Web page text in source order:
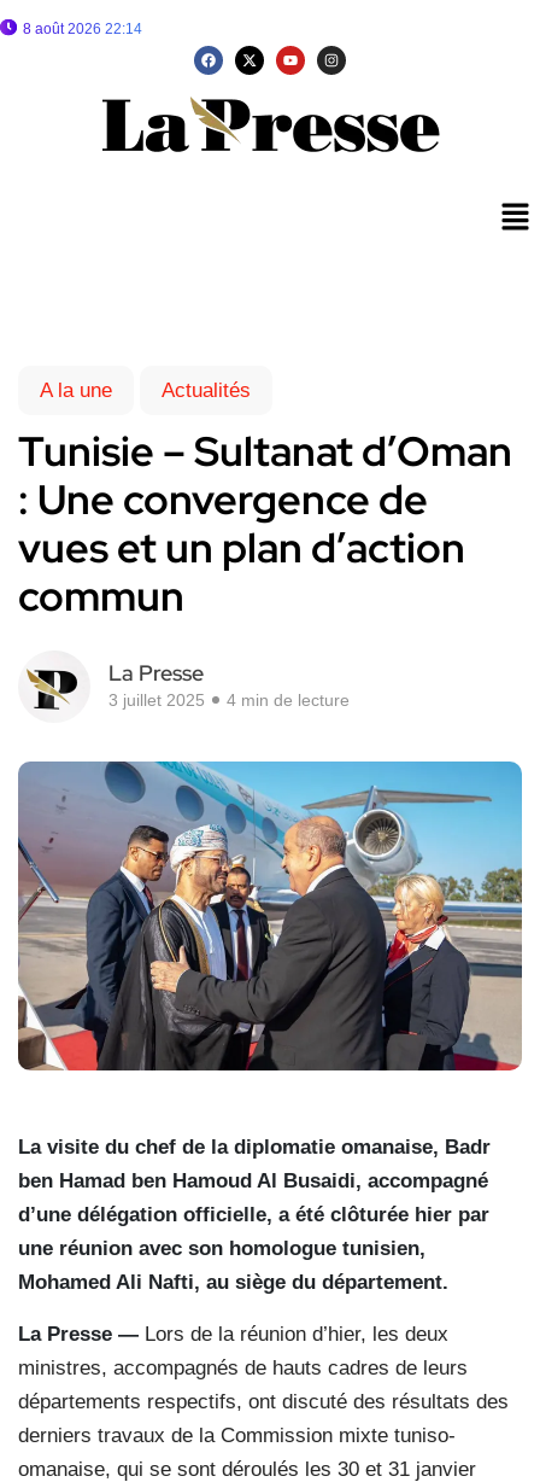
8 août 2026 22:14
A la une Actualités
Tunisie – Sultanat d’Oman
: Une convergence de
vues et un plan d’action
commun
La Presse
3 juillet 2025 4 min de lecture
La visite du chef de la diplomatie omanaise, Badr
ben Hamad ben Hamoud Al Busaidi, accompagné
d’une délégation officielle, a été clôturée hier par
une réunion avec son homologue tunisien,
Mohamed Ali Nafti, au siège du département.
La Presse — Lors de la réunion d’hier, les deux
ministres, accompagnés de hauts cadres de leurs
départements respectifs, ont discuté des résultats des
derniers travaux de la Commission mixte tuniso-
omanaise, qui se sont déroulés les 30 et 31 janvier